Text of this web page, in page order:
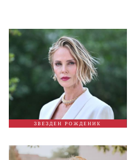
ЗВЕЗДЕН РОЖДЕНИК